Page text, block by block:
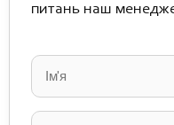
питань наш
leave
this
field
empty.